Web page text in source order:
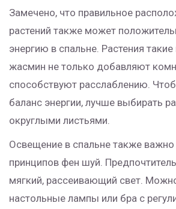
Замечено, что правильное
растений также может
энергию в спальне. Растения
жасмин не только добавляют
способствуют расслаблению.
баланс энергии, лучше выбирать
округлыми листьями.
Освещение в спальне также
принципов фен шуй.
мягкий, рассеивающий свет.
настольные лампы или бра с